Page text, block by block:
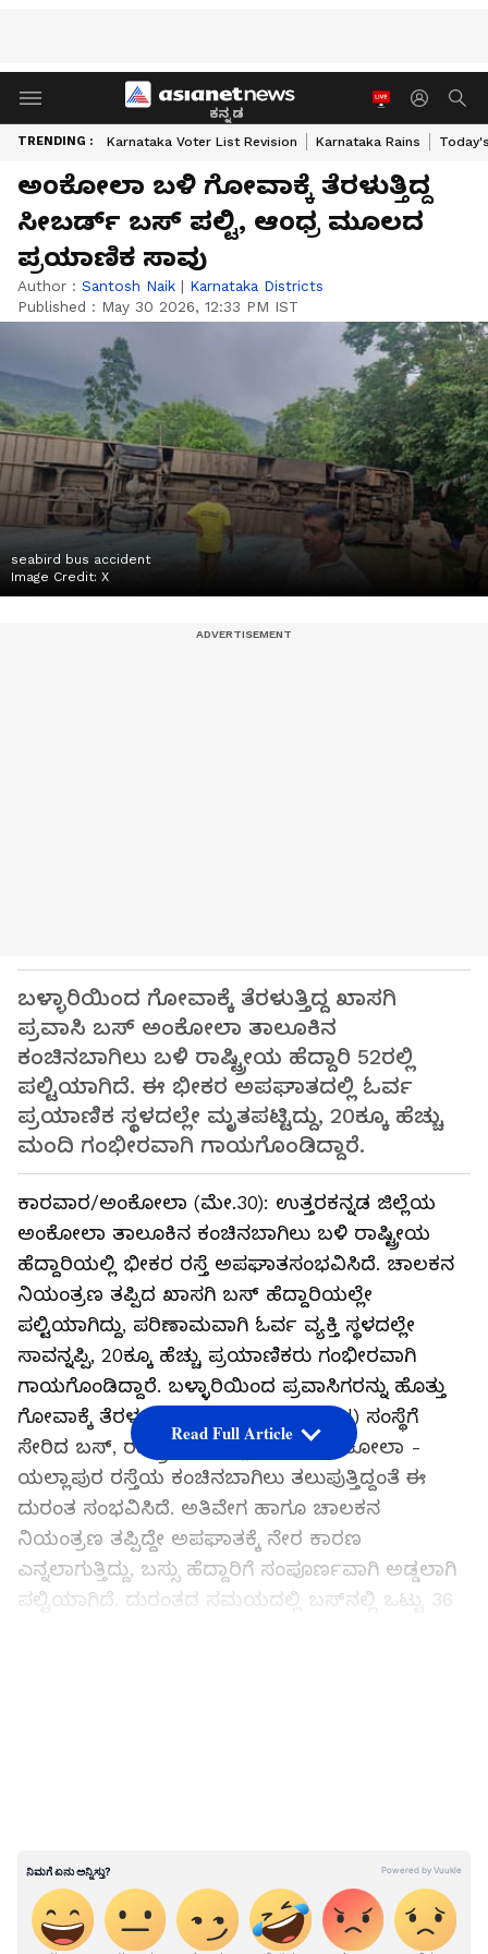
ಕನ್ನಡ
TRENDING : Karnataka Voter List Revision Karnataka Rains
ಅಂಕೋಲಾ ಬಳಿ ಗೋವಾಕ್ಕೆ ತೆರಳುತ್ತಿದ್ದ
ಸೀಬರ್ಡ್ ಬಸ್ ಪಲ್ಟಿ, ಆಂಧ್ರ ಮೂಲದ
ಪ್ರಯಾಣಿಕ ಸಾವು
Author : Santosh Naik | Karnataka Districts
Published : May 30 2026, 12:33 PM IST
seabird bus accident
Image Credit: X
ಬಳ್ಳಾರಿಯಿಂದ ಗೋವಾಕ್ಕೆ ತೆರಳುತ್ತಿದ್ದ ಖಾಸಗಿ
ಪ್ರವಾಸಿ ಬಸ್ ಅಂಕೋಲಾ ತಾಲೂಕಿನ
ಕಂಚಿನಬಾಗಿಲು ಬಳಿ ರಾಷ್ಟ್ರೀಯ ಹೆದ್ದಾರಿ 52ರಲ್ಲಿ
ಪಲ್ಟಿಯಾಗಿದೆ. ಈ ಭೀಕರ ಅಪಘಾತದಲ್ಲಿ ಓರ್ವ
ಪ್ರಯಾಣಿಕ ಸ್ಥಳದಲ್ಲೇ ಮೃತಪಟ್ಟಿದ್ದು, 20ಕ್ಕೂ ಹೆಚ್ಚು
ಮಂದಿ ಗಂಭೀರವಾಗಿ ಗಾಯಗೊಂಡಿದ್ದಾರೆ.
ಕಾರವಾರ/ಅಂಕೋಲಾ (ಮೇ.30): ಉತ್ತರಕನ್ನಡ ಜಿಲ್ಲೆಯ
ಅಂಕೋಲಾ ತಾಲೂಕಿನ ಕಂಚಿನಬಾಗಿಲು ಬಳಿ ರಾಷ್ಟ್ರೀಯ
ಹೆದ್ದಾರಿಯಲ್ಲಿ ಭೀಕರ ರಸ್ತೆ ಅಪಘಾತಸಂಭವಿಸಿದೆ. ಚಾಲಕನ
ನಿಯಂತ್ರಣ ತಪ್ಪಿದ ಖಾಸಗಿ ಬಸ್‌ ಹೆದ್ದಾರಿಯಲ್ಲೇ
ಪಲ್ಟಿಯಾಗಿದ್ದು, ಪರಿಣಾಮವಾಗಿ ಓರ್ವ ವ್ಯಕ್ತಿ ಸ್ಥಳದಲ್ಲೇ
ಸಾವನ್ನಪ್ಪಿ, 20ಕ್ಕೂ ಹೆಚ್ಚು ಪ್ರಯಾಣಿಕರು ಗಂಭೀರವಾಗಿ
ಗಾಯಗೊಂಡಿದ್ದಾರೆ. ಬಳ್ಳಾರಿಯಿಂದ ಪ್ರವಾಸಿಗರನ್ನು ಹೊತ್ತು
ಗೋವಾಕ್ಕೆ ತೆರಳುತ್ತಿದ್ದ ‘ಸೀಬರ್ಡ್’ (Sea Bird) ಸಂಸ್ಥೆಗೆ
ಸೇರಿದ ಬಸ್, ರಾಷ್ಟ್ರೀಯ ಹೆದ್ದಾರಿ 52 ರ ಅಂಕೋಲಾ -
ಯಲ್ಲಾಪುರ ರಸ್ತೆಯ ಕಂಚಿನಬಾಗಿಲು ತಲುಪುತ್ತಿದ್ದಂತೆ ಈ
ದುರಂತ ಸಂಭವಿಸಿದೆ. ಅತಿವೇಗ ಹಾಗೂ ಚಾಲಕನ
ನಿಯಂತ್ರಣ ತಪ್ಪಿದ್ದೇ ಅಪಘಾತಕ್ಕೆ ನೇರ ಕಾರಣ
ಎನ್ನಲಾಗುತ್ತಿದ್ದು, ಬಸ್ಸು ಹೆದ್ದಾರಿಗೆ ಸಂಪೂರ್ಣವಾಗಿ ಅಡ್ಡಲಾಗಿ
ಪಲ್ಟಿಯಾಗಿದೆ. ದುರಂತದ ಸಮಯದಲ್ಲಿ ಬಸ್‌ನಲ್ಲಿ ಒಟ್ಟು 36
ಸ್ಥಳೀಯರು ಹಾಗೂ ಪೊಲೀಸರು ಧಾವಿಸಿ ಗಾಯಾಳುಗಳನ್ನು
ರಕ್ಷಿಸಿದ್ದಾರೆ. ತಕ್ಷಣವೇ ಎಲ್ಲ ಗಾಯಾಳುಗಳನ್ನು ಅಂಕೋಲಾ
ತಾಲೂಕು ಆಸ್ಪತ್ರೆ ಹಾಗೂ ಹೆಚ್ಚಿನ ಚಿಕಿತ್ಸೆಗಾಗಿ ಕಾರವಾರದ
Read Full Article